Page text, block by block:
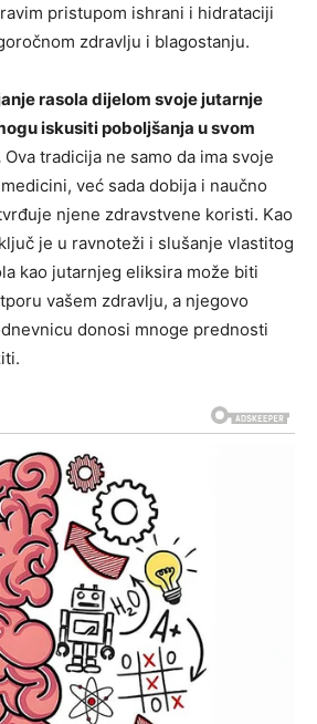
pristupom ishrani i hidrataciji
zdravlju i blagostanju.
rasola dijelom svoje jutarnje
iskusiti poboljšanja u svom
Ova tradicija ne samo da ima svoje
već sada dobija i naučno
njene zdravstvene koristi. Kao
je u ravnoteži i slušanje vlastitog
kao jutarnjeg eliksira može biti
vašem zdravlju, a njegovo
donosi mnoge prednosti